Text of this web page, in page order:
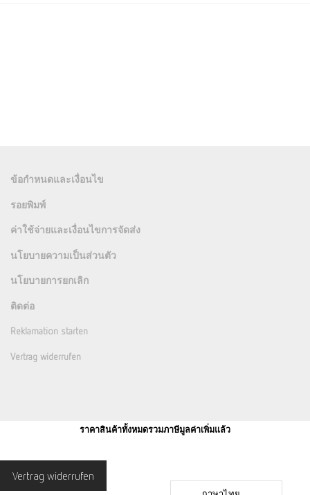
ข้อกำหนดและเงื่อนไข
รอยพิมพ์
ค่าใช้จ่ายและเงื่อนไขการจัดส่ง
นโยบายความเป็นส่วนตัว
นโยบายการยกเลิก
ติดต่อ
Reklamation starten
Vertrag widerrufen
ราคาสินค้าทั้งหมดรวมภาษีมูลค่าเพิ่มแล้ว
Vertrag widerrufen